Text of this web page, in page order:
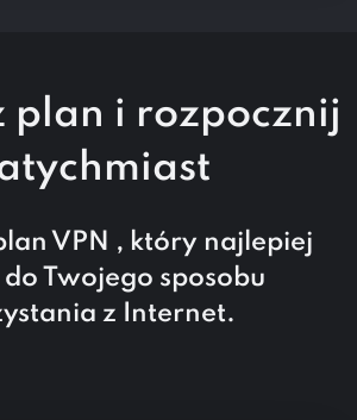
plan i rozpocznij
VPN , który najlepiej
do Twojego sposobu
z Internet.